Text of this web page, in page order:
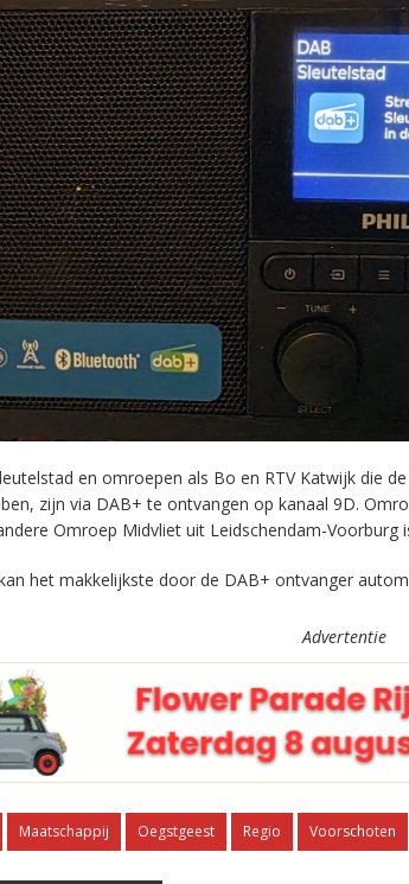
en omroepen als Bo en RTV Katwijk die
zijn via DAB+ te ontvangen op kanaal 9D.
Omroep Midvliet uit Leidschendam-Voorburg
het makkelijkste door de DAB+ ontvanger
Advertentie
Maatschappij Oegstgeest Regio Voorschoten